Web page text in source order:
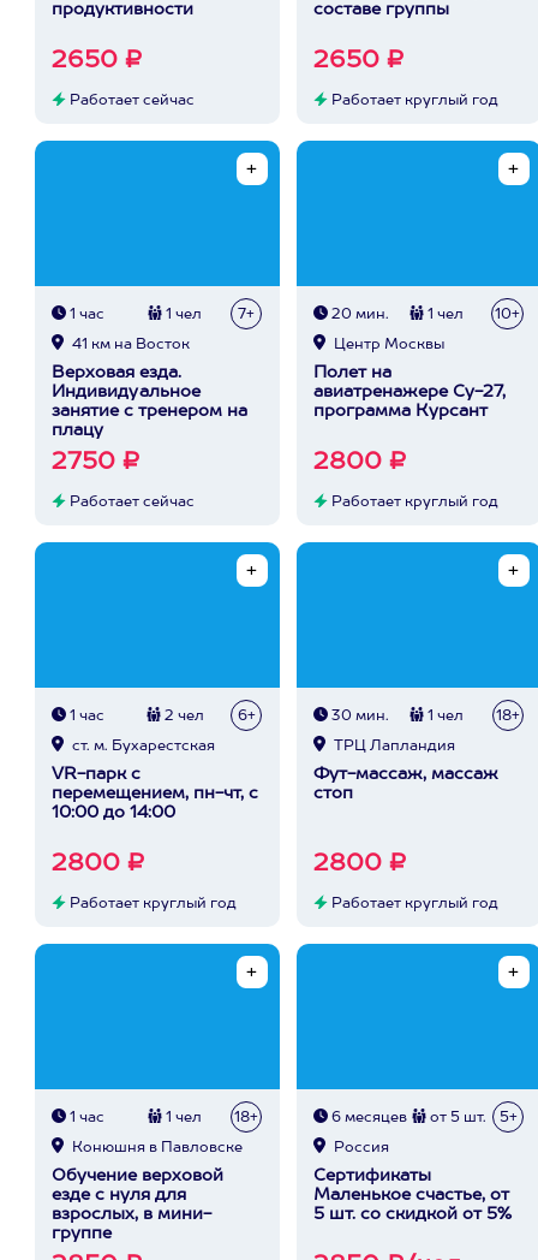
продуктивности
2650 ₽
Работает сейчас
составе группы
2650 ₽
Работает круглый год
1 час 1 чел 7+
41 км на Восток
Верховая езда.
Индивидуальное
занятие с тренером на
плацу
2750 ₽
Работает сейчас
20 мин. 1 чел 10+
Центр Москвы
Полет на
авиатренажере Су-27,
программа Курсант
2800 ₽
Работает круглый год
1 час 2 чел 6+
ст. м. Бухарестская
VR-парк с
перемещением, пн-чт, с
10:00 до 14:00
2800 ₽
Работает круглый год
30 мин. 1 чел 18+
ТРЦ Лапландия
Фут-массаж, массаж
стоп
2800 ₽
Работает круглый год
1 час 1 чел 18+
Конюшня в Павловске
Обучение верховой
езде с нуля для
взрослых, в мини-
группе
6 месяцев от 5 шт. 5+
Россия
Сертификаты
Маленькое счастье, от
5 шт. со скидкой от 5%